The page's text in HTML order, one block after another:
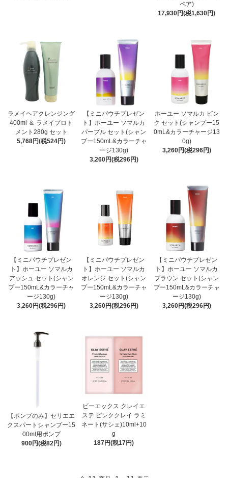
ペア)
17,930円(税1,630円)
ラメイヘアクレンジング
400ml ＆ ラメイプロト
メント280g セット
5,768円(税524円)
【ミニパウチプレゼン
ト】ホーユー ソマルカ
パープル セット(シャン
プー150mL&カラーチャ
ージ130g)
3,260円(税296円)
ホーユー ソマルカ ピン
ク セット(シャンプー15
0mL&カラーチャージ13
0g)
3,260円(税296円)
【ミニパウチプレゼン
ト】ホーユー ソマルカ
アッシュ セット(シャン
プー150mL&カラーチャ
ージ130g)
3,260円(税296円)
【ミニパウチプレゼン
ト】ホーユー ソマルカ
オレンジ セット(シャン
プー150mL&カラーチャ
ージ130g)
3,260円(税296円)
【ミニパウチプレゼン
ト】ホーユー ソマルカ
ブラウン セット(シャン
プー150mL&カラーチャ
ージ130g)
3,260円(税296円)
【ポンプのみ】セリエエ
クスパートシャンプー15
00ml用ポンプ
900円(税82円)
ビーエックス クレイエ
ステ ピンククレイ ラミ
ネート(サシェ)10ml+10
g
187円(税17円)